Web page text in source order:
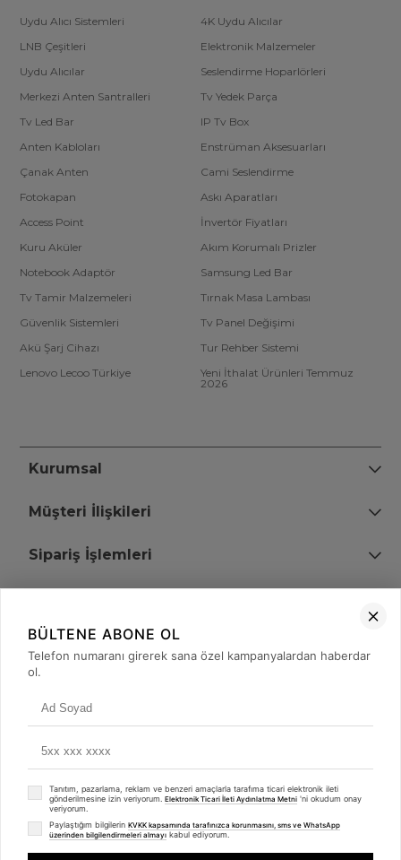
Uydu Alıcı Sistemleri
4K Uydu Alıcılar
LNB Çeşitleri
Elektronik Malzemeler
Uydu Alıcılar
Seslendirme Hoparlörleri
Merkezi Anten Santralleri
Tv Yedek Parça
Tv Led Bar
IP Tv Box
Anten Kabloları
Enstrüman Aksesuarları
Çanak Anten
Cami Seslendirme
Fotokapan
Askı Aparatları
Access Point
İnvertör Fiyatları
Kuru Aküler
Akım Korumalı Prizler
Notebook Adaptör
Samsung Led Bar
Tv Tamir Malzemeleri
Tırnak Masa Lambası
Güvenlik Sistemleri
Tv Panel Değişimi
Akü Şarj Cihazı
Tur Rehber Sistemi
Lenovo Lecoo Türkiye
Yeni İthalat Ürünleri Temmuz
2026
Kurumsal
Müşteri İlişkileri
Sipariş İşlemleri
+90 (850) 473 08 08
© 2008 - 2026merterelektronik.com
BÜLTENE ABONE OL
Telefon numaranı girerek sana özel kampanyalardan haberdar
ol.
Tanıtım, pazarlama, reklam ve benzeri amaçlarla tarafıma ticari elektronik ileti
gönderilmesine izin veriyorum. Elektronik Ticari İleti Aydınlatma Metni 'ni okudum onay
veriyorum.
Paylaştığım bilgilerin KVKK kapsamında tarafınızca korunmasını, sms ve WhatsApp
üzerinden bilgilendirmeleri almayı kabul ediyorum.